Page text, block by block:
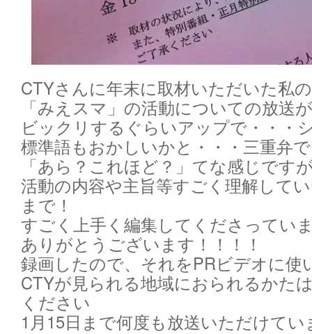
CTYさんに年末に取材いただいた私の
「みえスマ」の活動についての放送
ビックリするぐらいアップで・・・
標準語もおかしいかと・・・三重弁
「あら？これほど？」てな感じです
活動の内容や主旨等すごく理解して
まで！
すごく上手く編集してくださってい
ありがとうございます！！！！
録画したので、それをPRビデオに使
CTYが見られる地域におられるかた
ください
1月15日まで何度も放送いただけてい